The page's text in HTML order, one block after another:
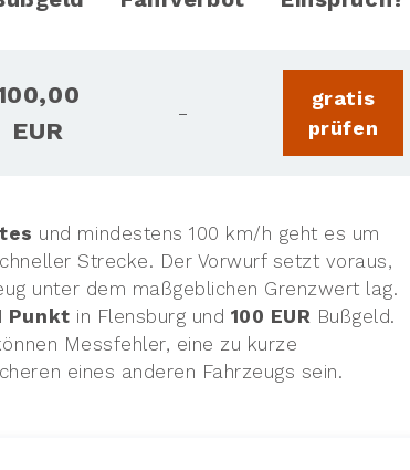
EUR
-
gratis
prüfen
und mindestens 100 km/h geht es um
Strecke. Der Vorwurf setzt voraus,
unter dem maßgeblichen Grenzwert lag.
Punkt in Flensburg und 100 EUR Bußgeld.
Messfehler, eine zu kurze
eines anderen Fahrzeugs sein.